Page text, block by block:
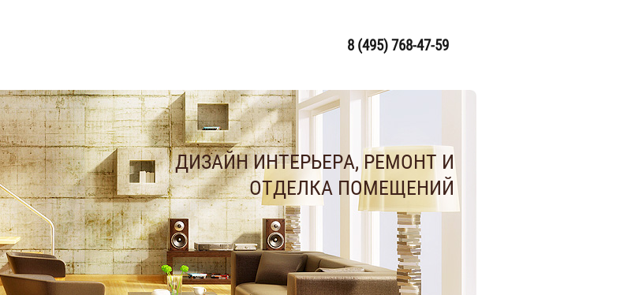
8 (495) 768-47-59
ДИЗАЙН ИНТЕРЬЕРА, РЕМОНТ И
ОТДЕЛКА ПОМЕЩЕНИЙ